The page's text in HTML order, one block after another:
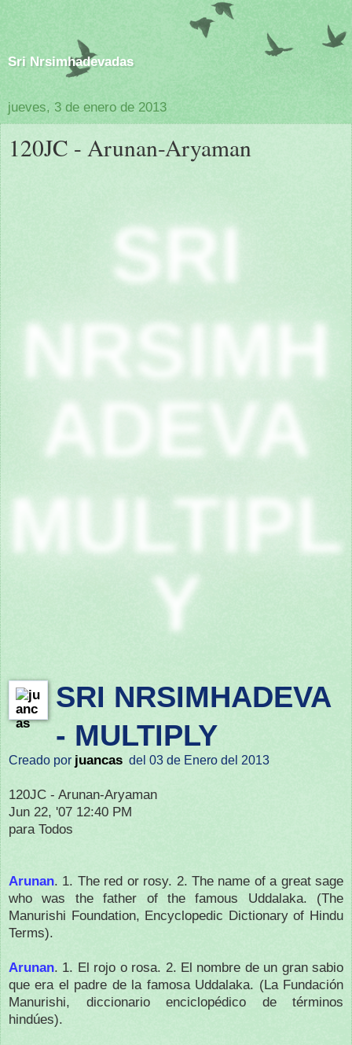
Sri Nrsimhadevadas
jueves, 3 de enero de 2013
120JC - Arunan-Aryaman
SRI
NRSIMH
ADEVA
MULTIPL
Y
SRI NRSIMHADEVA
- MULTIPLY
Creado por juancas del 03 de Enero del 2013
120JC - Arunan-Aryaman
Jun 22, '07 12:40 PM
para Todos
Arunan. 1. The red or rosy. 2. The name of a great sage
who was the father of the famous Uddalaka. (The
Manurishi Foundation, Encyclopedic Dictionary of Hindu
Terms).
Arunan. 1. El rojo o rosa. 2. El nombre de un gran sabio
que era el padre de la famosa Uddalaka. (La Fundación
Manurishi, diccionario enciclopédico de términos
hindúes).